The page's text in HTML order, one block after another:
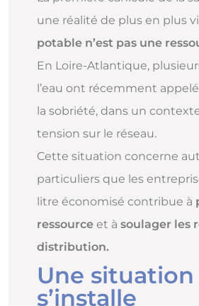
une réalité de plus en plus
potable n’est pas une
En Loire-Atlantique,
l’eau ont récemment
la sobriété, dans un
tension sur le réseau.
Cette situation concerne
particuliers que les
litre économisé contribue à
ressource et à soulager les
distribution.
Une
s’installe